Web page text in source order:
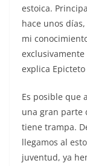
estoica.
hace unos
mi
explica
Es posible que
una gran parte
tiene trampa.
llegamos al
juventud, ya